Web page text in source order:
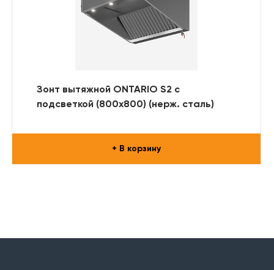
Зонт вытяжной ONTARIO S2 с
подсветкой (800x800) (нерж. сталь)
+ В корзину